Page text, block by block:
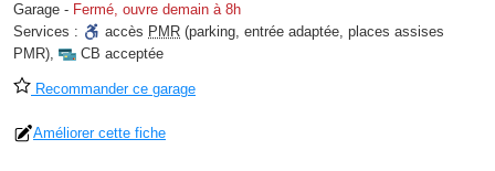
Garage - Fermé, ouvre demain à 8h
Services :
accès PMR (parking, entrée adaptée, places assises
PMR), CB acceptée
Recommander ce garage
Améliorer cette fiche